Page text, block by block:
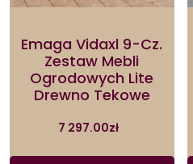
Emaga Vidaxl 9-Cz.
Zestaw Mebli
Ogrodowych Lite
Drewno Tekowe
7 297.00zł